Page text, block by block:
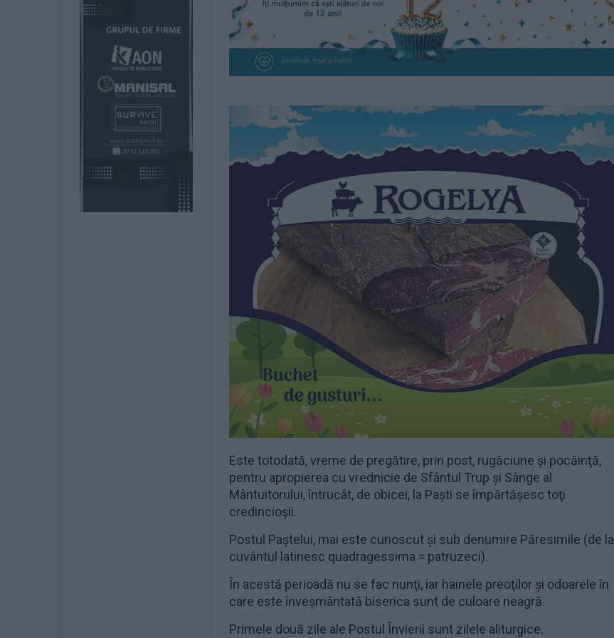
Este totodată, vreme de pregătire, prin post, rugăciune şi pocăinţă,
pentru apropierea cu vrednicie de Sfântul Trup şi Sânge al
Mântuitorului, întrucât, de obicei, la Paşti se împărtăşesc toţi
credincioșii.
Postul Paştelui, mai este cunoscut și sub denumire Păresimile (de la
cuvântul latinesc quadragessima = patruzeci).
În acestă perioadă nu se fac nunţi, iar hainele preoţilor şi odoarele în
care este înveşmântată biserica sunt de culoare neagră.
Primele două zile ale Postul Învierii sunt zilele aliturgice.